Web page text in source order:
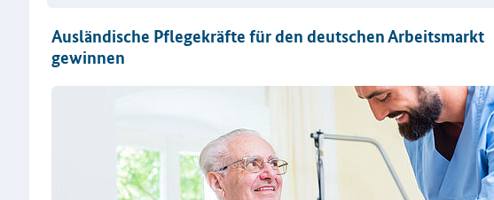
Ausländische Pflegekräfte für den deutschen Arbeitsmarkt
gewinnen